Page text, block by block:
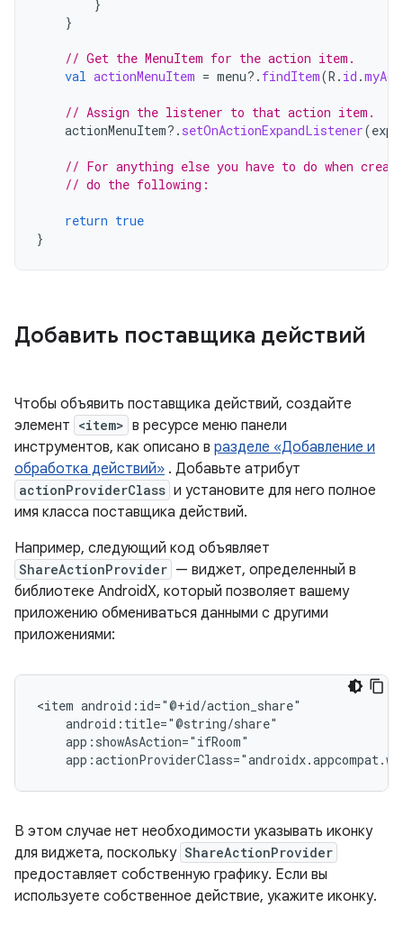
}
}
// Get the MenuItem for the action item.
val actionMenuItem = menu?. findItem(R . id .
// Assign the listener to that action item.
actionMenuItem?. setOnActionExpandListener(
// For anything else you have to do when
// do the following:
return true
}
Добавить поставщика действий
Чтобы объявить поставщика действий, создайте
элемент <item> в ресурсе меню панели
инструментов, как описано в разделе «Добавление и
обработка действий» . Добавьте атрибут
actionProviderClass и установите для него полное
имя класса поставщика действий.
Например, следующий код объявляет
ShareActionProvider — виджет, определенный в
библиотеке AndroidX, который позволяет вашему
приложению обмениваться данными с другими
приложениями:
<item
В этом случае нет необходимости указывать иконку
для виджета, поскольку ShareActionProvider
предоставляет собственную графику. Если вы
используете собственное действие, укажите иконку.